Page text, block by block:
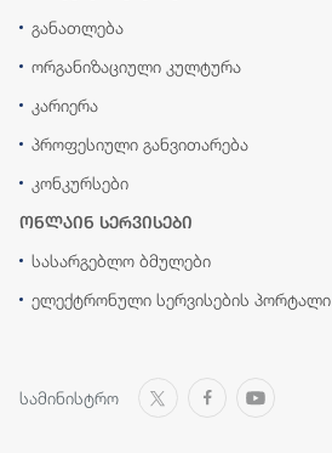
განათლება
ორგანიზაციული კულტურა
კარიერა
პროფესიული განვითარება
კონკურსები
ონლაინ სერვისები
სასარგებლო ბმულები
ელექტრონული სერვისების პორტალი
სამინისტრო